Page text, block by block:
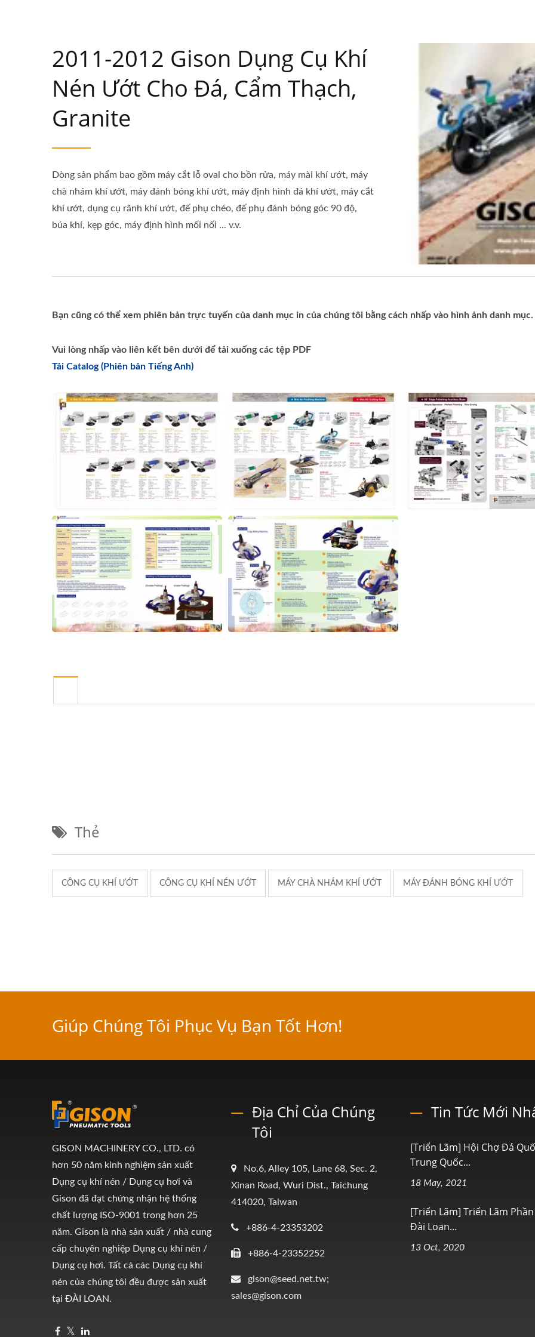
2011-2012 Gison Dụng Cụ Khí
Nén Ướt Cho Đá, Cẩm Thạch,
Granite
Dòng sản phẩm bao gồm máy cắt lỗ oval cho bồn rửa, máy mài khí ướt, máy
chà nhám khí ướt, máy đánh bóng khí ướt, máy định hình đá khí ướt, máy cắt
khí ướt, dụng cụ rãnh khí ướt, đế phụ chéo, đế phụ đánh bóng góc 90 độ,
búa khí, kẹp góc, máy định hình mối nối ... v.v.
Bạn cũng có thể xem phiên bản trực tuyến của danh mục in của chúng tôi bằng cách nhấp vào hình ảnh danh mục.
Vui lòng nhấp vào liên kết bên dưới để tải xuống các tệp PDF
Tải Catalog (Phiên bản Tiếng Anh)
Thẻ
CÔNG CỤ KHÍ ƯỚT CÔNG CỤ KHÍ NÉN ƯỚT MÁY CHÀ NHÁM KHÍ ƯỚT MÁY ĐÁNH BÓNG KHÍ ƯỚT
Giúp Chúng Tôi Phục Vụ Bạn Tốt Hơn!
GISON MACHINERY CO., LTD. có
hơn 50 năm kinh nghiệm sản xuất
Dụng cụ khí nén / Dụng cụ hơi và
Gison đã đạt chứng nhận hệ thống
chất lượng ISO-9001 trong hơn 25
năm. Gison là nhà sản xuất / nhà cung
cấp chuyên nghiệp Dụng cụ khí nén /
Dụng cụ hơi. Tất cả các Dụng cụ khí
nén của chúng tôi đều được sản xuất
tại ĐÀI LOAN.
Địa Chỉ Của Chúng
Tôi
No.6, Alley 105, Lane 68, Sec. 2,
Xinan Road, Wuri Dist., Taichung
414020, Taiwan
+886-4-23353202
+886-4-23352252
gison@seed.net.tw;
sales@gison.com
Tin Tức Mới
[Triển Lãm] Hội Chợ Đá
Trung Quốc...
18 May, 2021
[Triển Lãm] Triển Lãm
Đài Loan...
13 Oct, 2020